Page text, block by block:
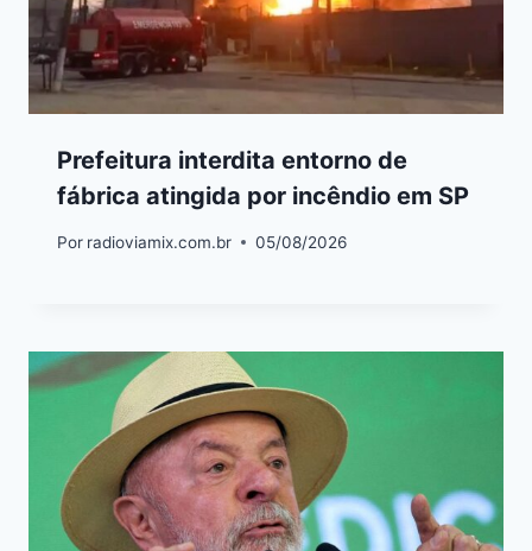
Prefeitura interdita entorno de
fábrica atingida por incêndio em SP
Por radioviamix.com.br 05/08/2026